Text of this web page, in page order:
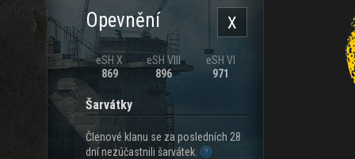
X
Opevnění
eSH X
869
eSH VIII
896
eSH VI
971
Šarvátky
Členové klanu se za posledních 28
dní nezúčastnili šarvátek.